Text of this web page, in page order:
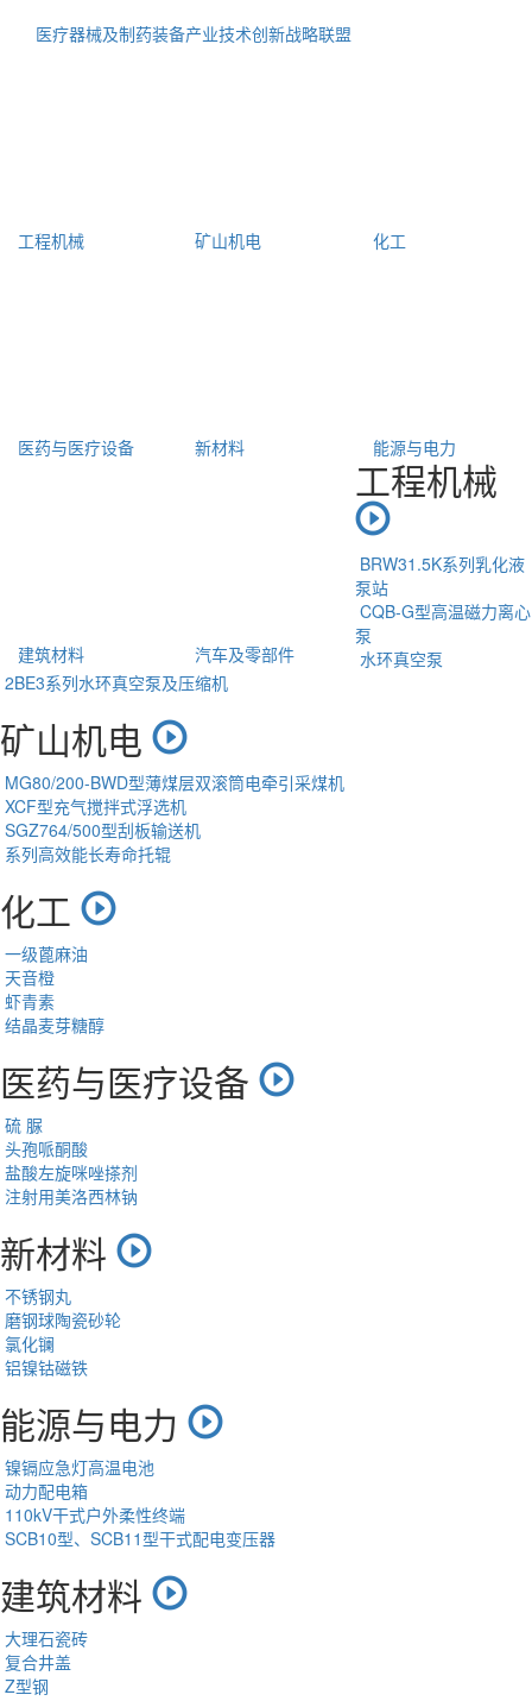
医疗器械及制药装备产业技术创新战略联盟
工程机械 矿山机电 化工
医药与医疗设备 新材料 能源与电力
建筑材料 汽车及零部件
工程机械
BRW31.5K系列乳化液
泵站
CQB-G型高温磁力离心
泵
水环真空泵
2BE3系列水环真空泵及压缩机
矿山机电
MG80/200-BWD型薄煤层双滚筒电牵引采煤机
XCF型充气搅拌式浮选机
SGZ764/500型刮板输送机
系列高效能长寿命托辊
化工
一级蓖麻油
天音橙
虾青素
结晶麦芽糖醇
医药与医疗设备
硫 脲
头孢哌酮酸
盐酸左旋咪唑搽剂
注射用美洛西林钠
新材料
不锈钢丸
磨钢球陶瓷砂轮
氯化镧
铝镍钴磁铁
能源与电力
镍镉应急灯高温电池
动力配电箱
110kV干式户外柔性终端
SCB10型、SCB11型干式配电变压器
建筑材料
大理石瓷砖
复合井盖
Z型钢